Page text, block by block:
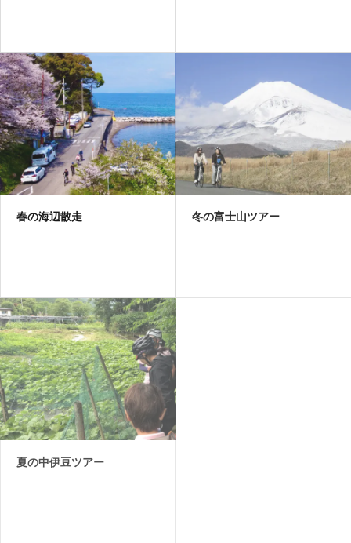
春の海辺散走 冬の富士山ツアー
夏の中伊豆ツアー